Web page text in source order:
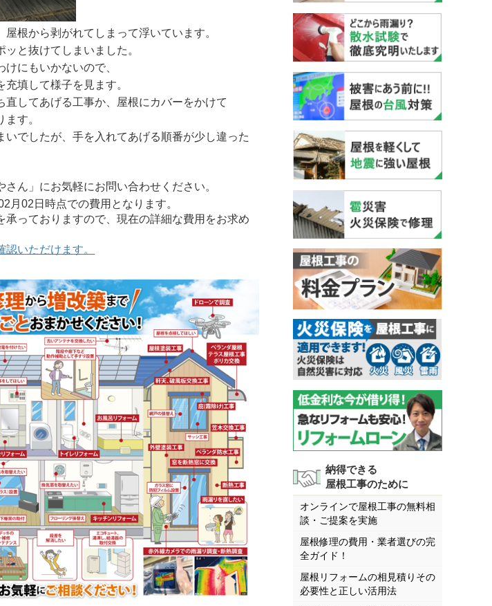
根から剥がれてしまって浮いています。
と抜けてしまいました。
にもいかないので、
填して様子を見ます。
してあげる工事か、屋根にカバーをかけて
す。
でしたが、手を入れてあげる順番が少し違った
ん」にお気軽にお問い合わせください。
02日時点での費用となります。
っておりますので、現在の詳細な費用をお求め
いただけます。
納得できる
屋根工事のために
オンラインで屋根工事の無料相
談・ご提案を実施
屋根修理の費用・業者選びの完
全ガイド！
屋根リフォームの相見積りその
必要性と正しい活用法